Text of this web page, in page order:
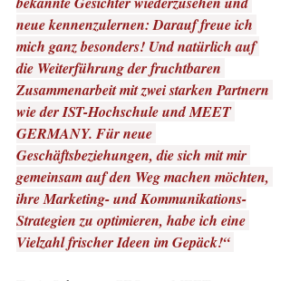
neue kennenzulernen: Darauf freue ich
mich ganz besonders! Und natürlich auf
die Weiterführung der fruchtbaren
Zusammenarbeit mit zwei starken Partnern
wie der IST-Hochschule und MEET
GERMANY. Für neue
Geschäftsbeziehungen, die sich mit mir
gemeinsam auf den Weg machen möchten,
ihre Marketing- und Kommunikations-
Strategien zu optimieren, habe ich eine
Vielzahl frischer Ideen im Gepäck!“